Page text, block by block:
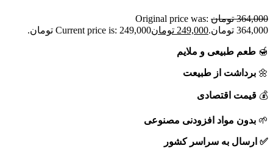
364,000 تومان Original price was:
364,000 تومان.
249,000 تومانCurrent price is: 249,000 تومان.
🍯 طعم طبیعی و ملایم
🌼 برداشت از طبیعت
💰 قیمت اقتصادی
🌱 بدون مواد افزودنی مصنوعی
✅ ارسال به سراسر کشور